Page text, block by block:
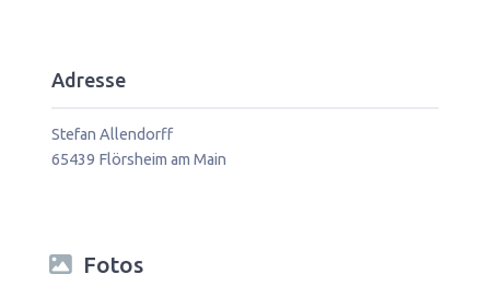
Fotos
Adresse
Stefan Allendorff
65439 Flörsheim am Main